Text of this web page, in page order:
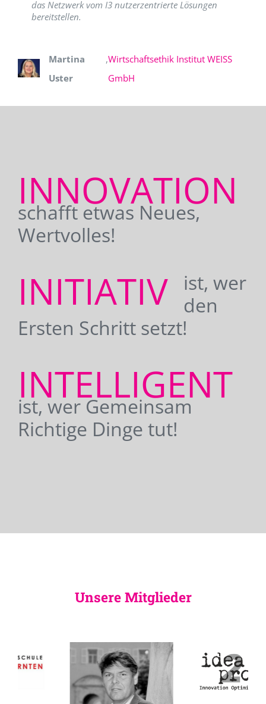
das Netzwerk vom I3 nutzerzentrierte Lösungen
bereitstellen.
Martina
Uster
,Wirtschaftsethik Institut WEISS
GmbH
INNOVATION
schafft etwas Neues,
Wertvolles!
INITIATIV
ist, wer
den
Ersten Schritt setzt!
INTELLIGENT
ist, wer Gemeinsam
Richtige Dinge tut!
Unsere Mitglieder